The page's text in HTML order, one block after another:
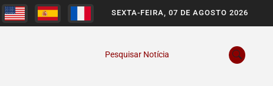
SEXTA-FEIRA, 07 DE AGOSTO 2026
Pesquisar Notícia